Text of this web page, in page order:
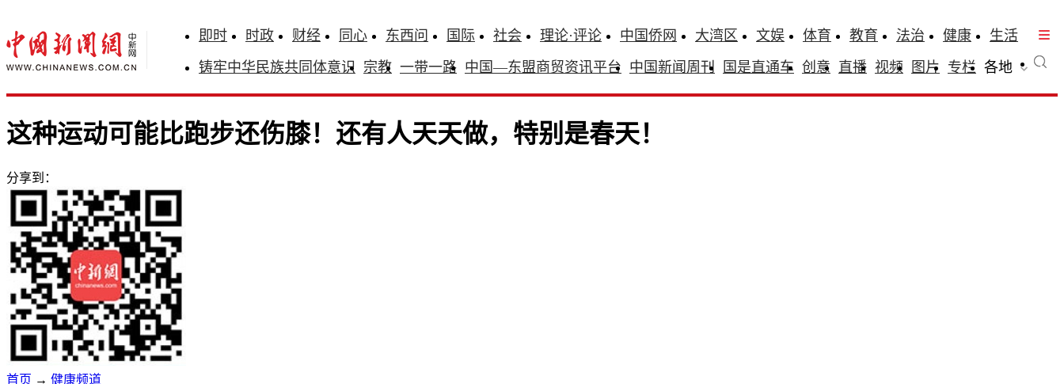
即时 时政 财经 同心 东西问 国际 社会 理论·评论 中国侨网 大湾区 文娱 体育 教育 法治 健康
生活
铸牢中华民族共同体意识 宗教 一带一路 中国—东盟商贸资讯平台 中国新闻周刊 国是直通车 创意 直播 视频 图片 专栏 各地
这种运动可能比跑步还伤膝！还有人天天做，特别是春天！
分享到：
首页 → 健康频道